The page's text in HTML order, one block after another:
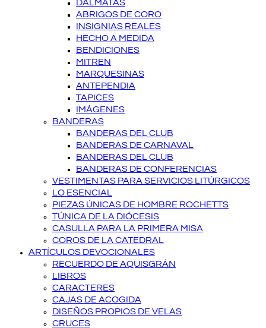
DÁLMATAS
ABRIGOS DE CORO
INSIGNIAS REALES
HECHO A MEDIDA
BENDICIONES
MITREN
MARQUESINAS
ANTEPENDIA
TAPICES
IMÁGENES
BANDERAS
BANDERAS DEL CLUB
BANDERAS DE CARNAVAL
BANDERAS DEL CLUB
BANDERAS DE CONFERENCIAS
VESTIMENTAS PARA SERVICIOS LITÚRGICOS
LO ESENCIAL
PIEZAS ÚNICAS DE HOMBRE ROCHETTS
TÚNICA DE LA DIÓCESIS
CASULLA PARA LA PRIMERA MISA
COROS DE LA CATEDRAL
ARTÍCULOS DEVOCIONALES
RECUERDO DE AQUISGRÁN
LIBROS
CARACTERES
CAJAS DE ACOGIDA
DISEÑOS PROPIOS DE VELAS
CRUCES